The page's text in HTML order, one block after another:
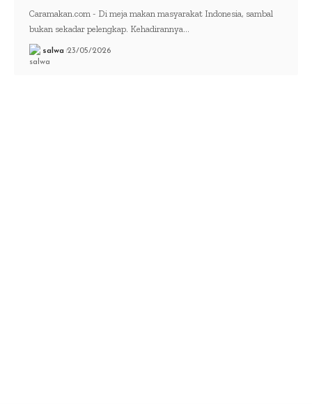
Caramakan.com - Di meja makan masyarakat Indonesia, sambal
bukan sekadar pelengkap. Kehadirannya…
salwa 23/05/2026